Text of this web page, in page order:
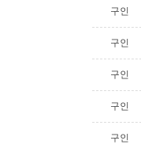
구인
구인
구인
구인
구인